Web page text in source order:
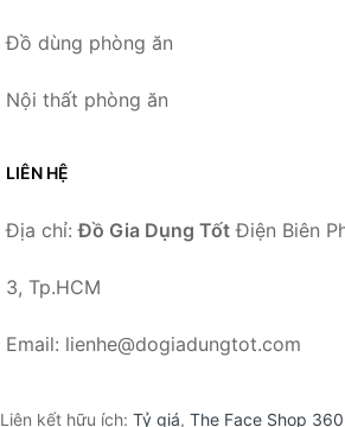
Đồ dùng phòng ăn
Nội thất phòng ăn
LIÊN HỆ
Địa chỉ:Đồ Gia Dụng Tốt Điện Biên
3, Tp.HCM
Email: lienhe@dogiadungtot.com
Liên kết hữu ích: Tỷ giá, The Face Shop 360